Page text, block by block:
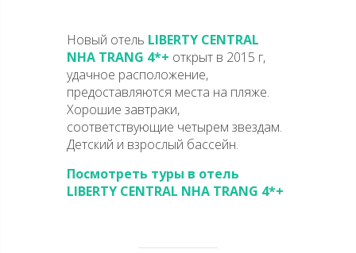
Новый отель LIBERTY CENTRAL
NHA TRANG 4*+ открыт в 2015 г,
удачное расположение,
предоставляются места на пляже.
Хорошие завтраки,
соответствующие четырем звездам.
Детский и взрослый бассейн.
Посмотреть туры в отель
LIBERTY CENTRAL NHA TRANG 4*+